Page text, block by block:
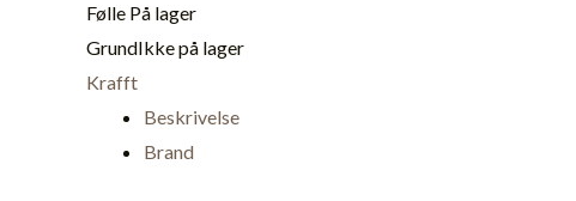
Følle På lager
GrundIkke på lager
Krafft
Beskrivelse
Brand